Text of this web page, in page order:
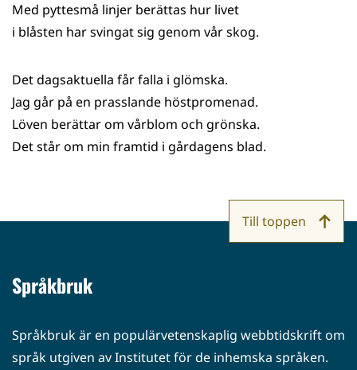
Med pyttesmå linjer berättas hur livet
i blåsten har svingat sig genom vår skog.
Det dagsaktuella får falla i glömska.
Jag går på en prasslande höstpromenad.
Löven berättar om vårblom och grönska.
Det står om min framtid i gårdagens blad.
Språkbruk
Språkbruk är en populärvetenskaplig webbtidskrift om
språk utgiven av Institutet för de inhemska språken.
Till toppen